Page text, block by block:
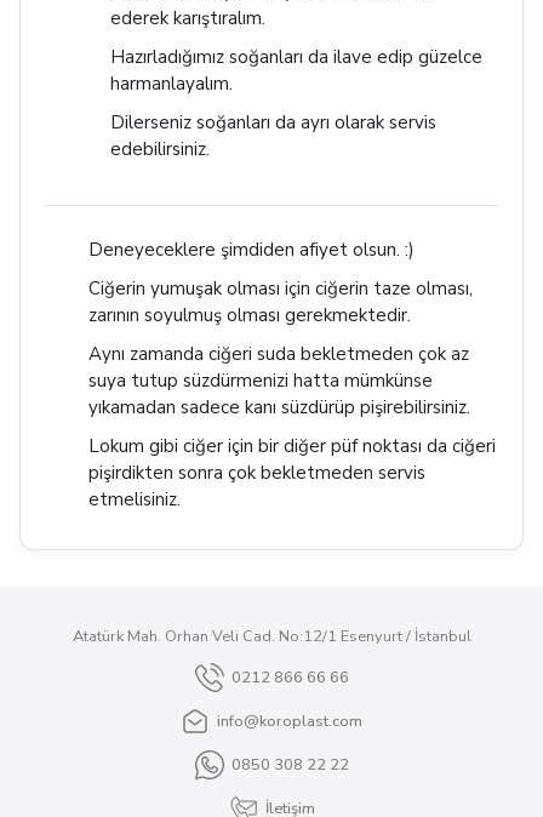
ederek karıştıralım.
Hazırladığımız soğanları da ilave edip güzelce
harmanlayalım.
Dilerseniz soğanları da ayrı olarak servis
edebilirsiniz.
Deneyeceklere şimdiden afiyet olsun. :)
Ciğerin yumuşak olması için ciğerin taze olması,
zarının soyulmuş olması gerekmektedir.
Aynı zamanda ciğeri suda bekletmeden çok az
suya tutup süzdürmenizi hatta mümkünse
yıkamadan sadece kanı süzdürüp pişirebilirsiniz.
Lokum gibi ciğer için bir diğer püf noktası da ciğeri
pişirdikten sonra çok bekletmeden servis
etmelisiniz.
Atatürk Mah. Orhan Veli Cad. No:12/1 Esenyurt / İstanbul
0212 866 66 66
info@koroplast.com
0850 308 22 22
İletişim